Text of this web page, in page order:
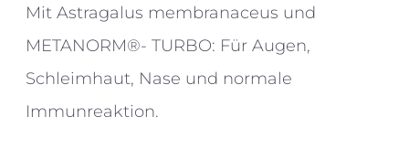
Mit Astragalus membranaceus und
METANORM®- TURBO: Für Augen,
Schleimhaut, Nase und normale
Immunreaktion.